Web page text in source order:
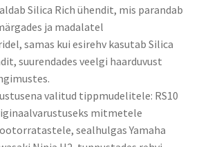
Silica Rich ühendit, mis parandab
ja madalatel
samas kui esirehv kasutab Silica
suurendades veelgi haarduvust
valitud tippmudelitele: RS10
mitmetele
sealhulgas Yamaha